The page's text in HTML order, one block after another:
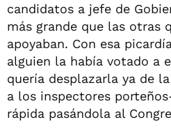
candidatos a jefe de
más grande que las otras
apoyaban. Con esa
alguien la había votado a
quería desplazarla ya de
a los inspectores
rápida pasándola al